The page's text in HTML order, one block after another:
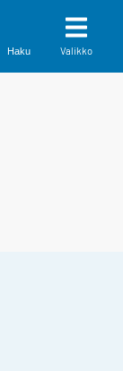
Haku Valikko